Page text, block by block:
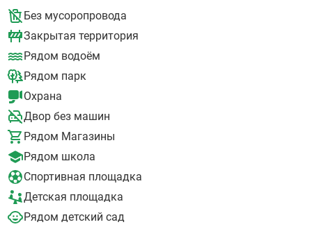
В доме находится система аварийного оповещения в случае
пожара, система автоматического пожаротушения,
противопожарная сигнализация и многое другое.
Без мусоропровода
Закрытая территория
Рядом водоём
Рядом парк
Охрана
Двор без машин
Рядом Магазины
Рядом школа
Спортивная площадка
Детская площадка
Рядом детский сад